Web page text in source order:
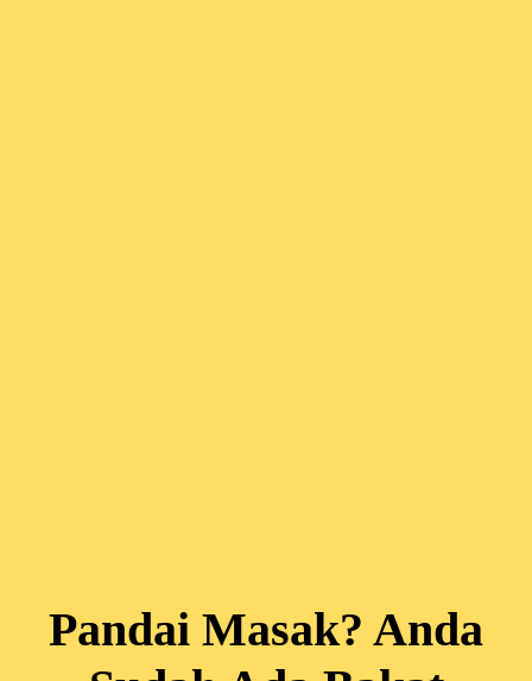
Pandai Masak? Anda